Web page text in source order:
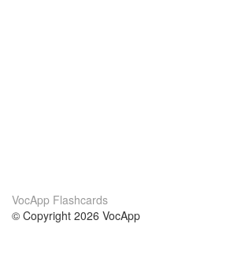
VocApp Flashcards
© Copyright 2026 VocApp